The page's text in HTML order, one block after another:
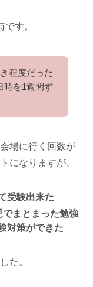
す。
程度だった
時を1週間ず
場に行く回数が
になりますが、
受験出来た
まとまった勉強
対策ができた
た。